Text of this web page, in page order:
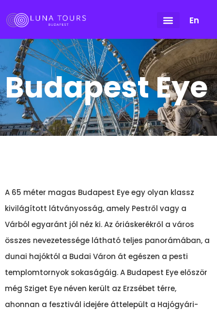
En
Budapest Eye
A 65 méter magas Budapest Eye egy olyan klassz
kivilágított látványosság, amely Pestről vagy a
Várból egyaránt jól néz ki. Az óriáskerékről a város
összes nevezetessége látható teljes panorámában, a
dunai hajóktól a Budai Váron át egészen a pesti
templomtornyok sokaságáig. A Budapest Eye először
még Sziget Eye néven került az Erzsébet térre,
ahonnan a fesztivál idejére áttelepült a Hajógyári-